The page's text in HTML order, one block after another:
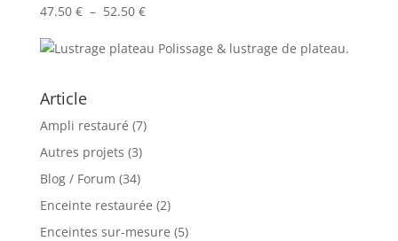
47.50 € – 52.50 €Plage
prix :Polissage & lustrage de plateau.
Article
Ampli restauré (7)
Autres projets (3)
Blog / Forum (34)
Enceinte restaurée (2)
Enceintes sur-mesure (5)